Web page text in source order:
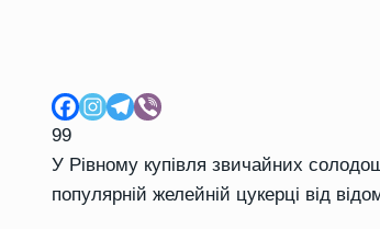
99
У Рівному купівля звичайних
популярній желейній цукерці від